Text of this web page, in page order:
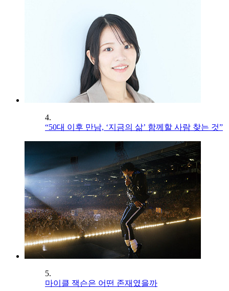
4.
“50대 이후 만남, ‘지금의 삶’ 함께할 사람 찾는 것”
5.
마이클 잭슨은 어떤 존재였을까